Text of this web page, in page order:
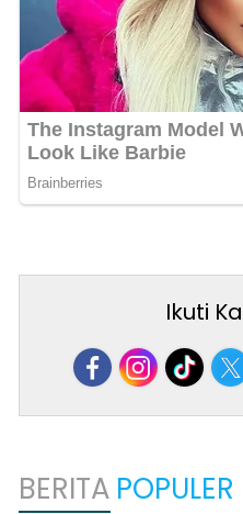
Ikuti
BERITA POPULER